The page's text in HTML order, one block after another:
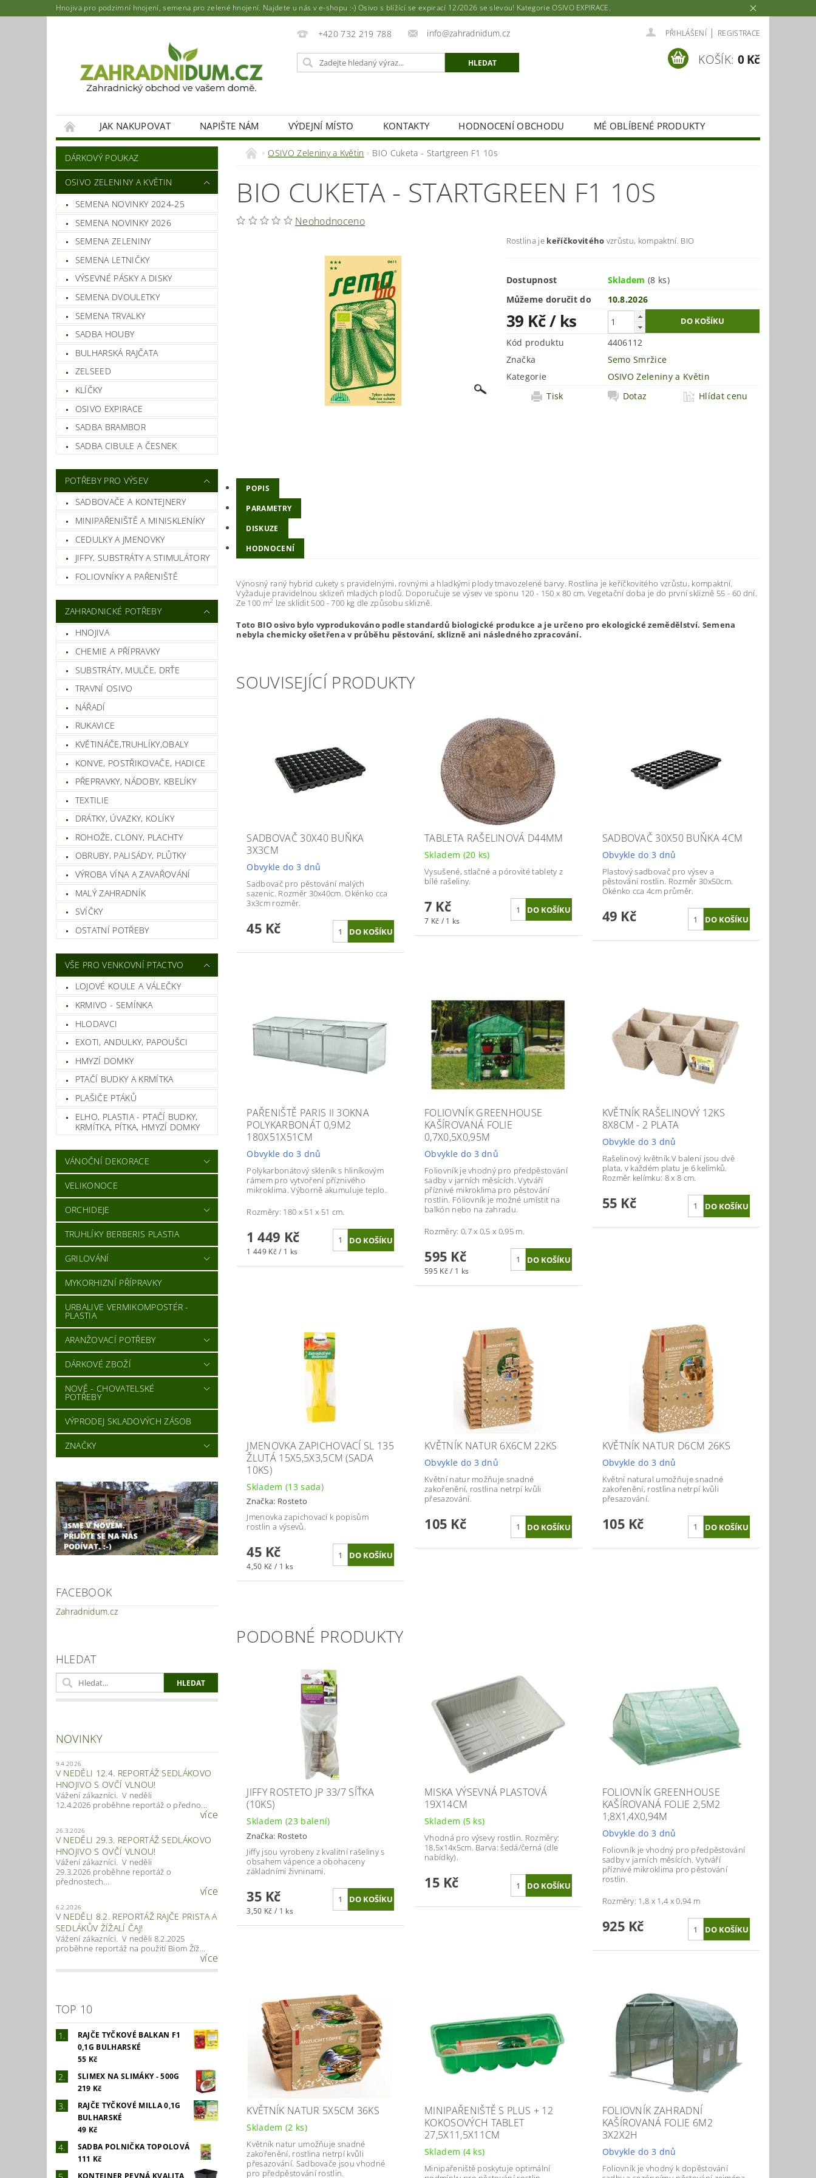
Hnojiva pro podzimní hnojení, semena pro zelené hnojení. Najdete u nás v e-shopu :-) Osivo s blížící se expirací 12/2026 se slevou! Kategorie OSIVO EXPIRACE.
+420 732 219 788 info@zahradnidum.cz PŘIHLÁŠENÍ | REGISTRACE
KOŠÍK: 0 Kč
JAK NAKUPOVAT NAPIŠTE NÁM VÝDEJNÍ MÍSTO KONTAKTY HODNOCENÍ OBCHODU MÉ OBLÍBENÉ PRODUKTY
DÁRKOVÝ POUKAZ
OSIVO ZELENINY A KVĚTIN
SEMENA NOVINKY 2024-25
SEMENA NOVINKY 2026
SEMENA ZELENINY
SEMENA LETNIČKY
VÝSEVNÉ PÁSKY A DISKY
SEMENA DVOULETKY
SEMENA TRVALKY
SADBA HOUBY
BULHARSKÁ RAJČATA
ZELSEED
KLÍČKY
OSIVO EXPIRACE
SADBA BRAMBOR
SADBA CIBULE A ČESNEK
POTŘEBY PRO VÝSEV
SADBOVAČE A KONTEJNERY
MINIPAŘENIŠTĚ A MINISKLENÍKY
CEDULKY A JMENOVKY
JIFFY, SUBSTRÁTY A STIMULÁTORY
FOLIOVNÍKY A PAŘENIŠTĚ
ZAHRADNICKÉ POTŘEBY
HNOJIVA
CHEMIE A PŘÍPRAVKY
SUBSTRÁTY, MULČE, DRŤE
TRAVNÍ OSIVO
NÁŘADÍ
RUKAVICE
KVĚTINÁČE,TRUHLÍKY,OBALY
KONVE, POSTŘIKOVAČE, HADICE
PŘEPRAVKY, NÁDOBY, KBELÍKY
TEXTILIE
DRÁTKY, ÚVAZKY, KOLÍKY
ROHOŽE, CLONY, PLACHTY
OBRUBY, PALISÁDY, PLŮTKY
VÝROBA VÍNA A ZAVAŘOVÁNÍ
MALÝ ZAHRADNÍK
SVÍČKY
OSTATNÍ POTŘEBY
VŠE PRO VENKOVNÍ PTACTVO
LOJOVÉ KOULE A VÁLEČKY
KRMIVO - SEMÍNKA
HLODAVCI
EXOTI, ANDULKY, PAPOUŠCI
HMYZÍ DOMKY
PTAČÍ BUDKY A KRMÍTKA
PLAŠIČE PTÁKŮ
ELHO, PLASTIA - PTAČÍ BUDKY,
KRMÍTKA, PÍTKA, HMYZÍ DOMKY
VÁNOČNÍ DEKORACE
VELIKONOCE
ORCHIDEJE
TRUHLÍKY BERBERIS PLASTIA
GRILOVÁNÍ
MYKORHIZNÍ PŘÍPRAVKY
URBALIVE VERMIKOMPOSTÉR -
PLASTIA
ARANŽOVACÍ POTŘEBY
DÁRKOVÉ ZBOŽÍ
NOVĚ - CHOVATELSKÉ
POTŘEBY
VÝPRODEJ SKLADOVÝCH ZÁSOB
ZNAČKY
FACEBOOK
Zahradnidum.cz
HLEDAT
NOVINKY
9.4.2026
V NEDĚLI 12.4. REPORTÁŽ SEDLÁKOVO
HNOJIVO S OVČÍ VLNOU!
Vážení zákazníci. V neděli
12.4.2026 proběhne reportáž o předno...
více
26.3.2026
V NEDĚLI 29.3. REPORTÁŽ SEDLÁKOVO
HNOJIVO S OVČÍ VLNOU!
Vážení zákazníci. V neděli
29.3.2026 proběhne reportáž o
přednostech...
více
6.2.2026
V NEDĚLI 8.2. REPORTÁŽ RAJČE PRISTA A
SEDLÁKŮV ŽÍŽALÍ ČAJ!
Vážení zákazníci. V neděli 8.2.2025
proběhne reportáž na použití Biom Žíž...
více
TOP 10
RAJČE TYČKOVÉ BALKAN F1
0,1G BULHARSKÉ
55 Kč
SLIMEX NA SLIMÁKY - 500G
219 Kč
RAJČE TYČKOVÉ MILLA 0,1G
BULHARSKÉ
49 Kč
SADBA POLNIČKA TOPOLOVÁ
111 Kč
KONTEJNER PEVNÁ KVALITA
OSIVO Zeleniny a Květin BIO Cuketa - Startgreen F1 10s
BIO CUKETA - STARTGREEN F1 10S
Neohodnoceno
Rostlina je keříčkovitého vzrůstu, kompaktní. BIO
Dostupnost Skladem(8 ks)
Můžeme doručit do
10.8.2026
39 Kč/ ks
Kód produktu
4406112
Značka
Semo Smržice
Kategorie
OSIVO Zeleniny a Květin
Tisk
Dotaz Hlídat cenu
POPIS
PARAMETRY
DISKUZE
HODNOCENÍ
Výnosný raný hybrid cukety s pravidelnými, rovnými a hladkými plody tmavozelené barvy. Rostlina je keříčkovitého vzrůstu, kompaktní.
Vyžaduje pravidelnou sklizeň mladých plodů. Doporučuje se výsev ve sponu 120 - 150 x 80 cm. Vegetační doba je do první sklizně 55 - 60 dní.
Ze 100 m2 lze sklidit 500 - 700 kg dle způsobu sklizně.
Toto BIO osivo bylo vyprodukováno podle standardů biologické produkce a je určeno pro ekologické zemědělství. Semena
nebyla chemicky ošetřena v průběhu pěstování, sklizně ani následného zpracování.
SOUVISEJÍCÍ PRODUKTY
SADBOVAČ 30X40 BUŇKA
3X3CM
Obvykle do 3 dnů
Sadbovač pro pěstování malých
sazenic. Rozměr 30x40cm. Okénko cca
3x3cm rozměr.
45 Kč
TABLETA RAŠELINOVÁ D44MM
Skladem (20 ks)
Vysušené, stlačné a pórovité tablety z
bílé rašeliny.
7 Kč
7 Kč / 1 ks
SADBOVAČ 30X50 BUŇKA 4CM
Obvykle do 3 dnů
Plastový sadbovač pro výsev a
pěstování rostlin. Rozměr 30x50cm.
Okénko cca 4cm průměr.
49 Kč
PAŘENIŠTĚ PARIS II 3OKNA
POLYKARBONÁT 0,9M2
180X51X51CM
Obvykle do 3 dnů
Polykarbonátový skleník s hliníkovým
rámem pro vytvoření příznivého
mikroklima. Výborně akumuluje teplo.
Rozměry: 180 x 51 x 51 cm.
1 449 Kč
1 449 Kč / 1 ks
FOLIOVNÍK GREENHOUSE
KAŠÍROVANÁ FOLIE
0,7X0,5X0,95M
Obvykle do 3 dnů
Foliovník je vhodný pro předpěstování
sadby v jarních měsících. Vytváří
příznivé mikroklima pro pěstování
rostlin. Fóliovník je možné umístit na
balkón nebo na zahradu.
Rozměry: 0,7 x 0,5 x 0,95 m.
595 Kč
595 Kč / 1 ks
KVĚTNÍK RAŠELINOVÝ 12KS
8X8CM - 2 PLATA
Obvykle do 3 dnů
Rašelinový květník.V balení jsou dvě
plata, v každém platu je 6 kelímků.
Rozměr kelímku: 8 x 8 cm.
55 Kč
JMENOVKA ZAPICHOVACÍ SL 135
ŽLUTÁ 15X5,5X3,5CM (SADA
10KS)
Skladem (13 sada)
Značka: Rosteto
Jmenovka zapichovací k popisům
rostlin a výsevů.
45 Kč
4,50 Kč / 1 ks
KVĚTNÍK NATUR 6X6CM 22KS
Obvykle do 3 dnů
Květní natur možňuje snadné
zakořenění, rostlina netrpí kvůli
přesazování.
105 Kč
KVĚTNÍK NATUR D6CM 26KS
Obvykle do 3 dnů
Květní natural umožňuje snadné
zakořenění, rostlina netrpí kvůli
přesazování.
105 Kč
PODOBNÉ PRODUKTY
JIFFY ROSTETO JP 33/7 SÍŤKA
(10KS)
Skladem (23 balení)
Značka: Rosteto
Jiffy jsou vyrobeny z kvalitní rašeliny s
obsahem vápence a obohaceny
základními živninami.
35 Kč
3,50 Kč / 1 ks
MISKA VÝSEVNÁ PLASTOVÁ
19X14CM
Skladem (5 ks)
Vhodná pro výsevy rostlin. Rozměry:
18,5x14x5cm. Barva: šedá/černá (dle
nabídky).
15 Kč
FOLIOVNÍK GREENHOUSE
KAŠÍROVANÁ FOLIE 2,5M2
1,8X1,4X0,94M
Obvykle do 3 dnů
Foliovník je vhodný pro předpěstování
sadby v jarních měsících. Vytváří
příznivé mikroklima pro pěstování
rostlin.
Rozměry: 1,8 x 1,4 x 0,94 m
925 Kč
KVĚTNÍK NATUR 5X5CM 36KS
Skladem (2 ks)
Květník natur umožňuje snadné
zakořenění, rostlina netrpí kvůli
přesazování. Sadbovače jsou vhodné
pro předpěstování rostlin.
MINIPAŘENIŠTĚ S PLUS + 12
KOKOSOVÝCH TABLET
27,5X11,5X11CM
Skladem (4 ks)
Minipařeniště poskytuje optimální
FOLIOVNÍK ZAHRADNÍ
KAŠÍROVANÁ FOLIE 6M2
3X2X2H
Obvykle do 3 dnů
Foliovník je vhodný k dopěstování